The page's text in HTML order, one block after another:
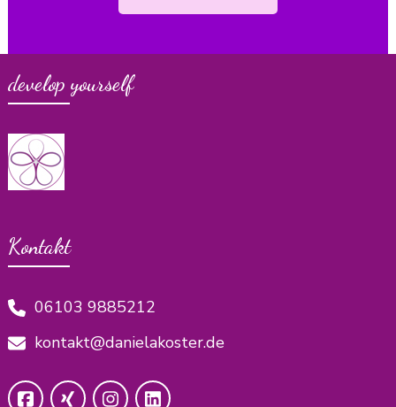
develop yourself
Kontakt
06103 9885212
kontakt@danielakoster.de